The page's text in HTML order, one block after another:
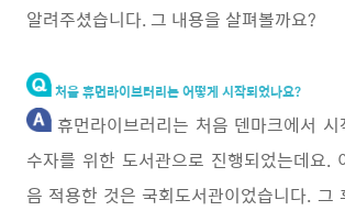
알려주셨습니다. 그 내용을 살펴볼까요?
처음 휴먼라이브러리는 어떻게 시작되었나요?
휴먼라이브러리는 처음 덴마크에서
수자를 위한 도서관으로 진행되었는데요.
음 적용한 것은 국회도서관이었습니다. 그